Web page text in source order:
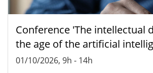
Conference 'The intellectual
the age of the artificial
01/10/2026, 9h - 14h